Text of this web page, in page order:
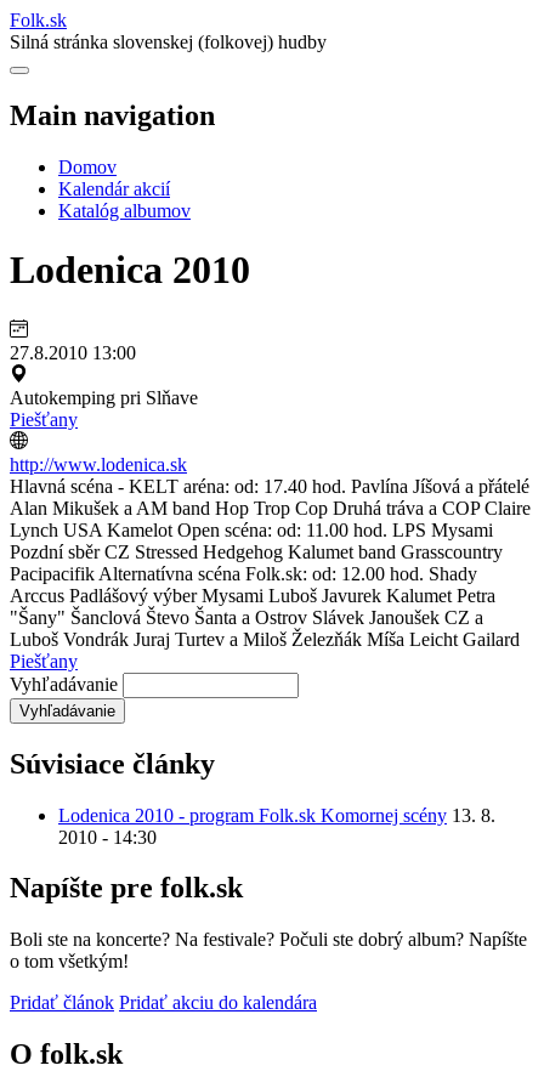
Folk.sk
Silná stránka slovenskej (folkovej) hudby
Main navigation
Domov
Kalendár akcií
Katalóg albumov
Lodenica 2010
27.8.2010 13:00
Autokemping pri Slňave
Piešťany
http://www.lodenica.sk
Hlavná scéna - KELT aréna: od: 17.40 hod. Pavlína Jíšová a přátelé
Alan Mikušek a AM band Hop Trop Cop Druhá tráva a COP Claire
Lynch USA Kamelot Open scéna: od: 11.00 hod. LPS Mysami
Pozdní sběr CZ Stressed Hedgehog Kalumet band Grasscountry
Pacipacifik Alternatívna scéna Folk.sk: od: 12.00 hod. Shady
Arccus Padlášový výber Mysami Luboš Javurek Kalumet Petra
"Šany" Šanclová Števo Šanta a Ostrov Slávek Janoušek CZ a
Luboš Vondrák Juraj Turtev a Miloš Železňák Míša Leicht Gailard
Piešťany
Vyhľadávanie
Súvisiace články
Lodenica 2010 - program Folk.sk Komornej scény 13. 8.
2010 - 14:30
Napíšte pre folk.sk
Boli ste na koncerte? Na festivale? Počuli ste dobrý album? Napíšte
o tom všetkým!
Pridať článok Pridať akciu do kalendára
O folk.sk